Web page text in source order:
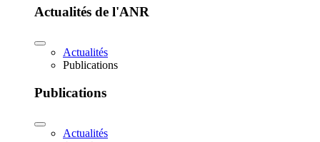
Actualités de l'ANR
Actualités
Publications
Publications
Actualités